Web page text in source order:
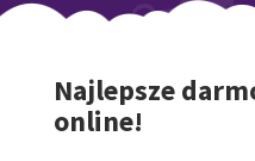
Najlepsze
online!